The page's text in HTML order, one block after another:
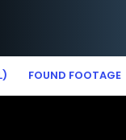
FOUND FOOTAGE